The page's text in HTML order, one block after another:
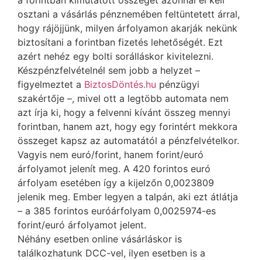
osztani a vásárlás pénznemében feltüntetett árral,
hogy rájöjjünk, milyen árfolyamon akarják nekünk
biztosítani a forintban fizetés lehetőségét. Ezt
azért nehéz egy bolti sorálláskor kivitelezni.
Készpénzfelvételnél sem jobb a helyzet –
figyelmeztet a BiztosDöntés.hu pénzügyi
szakértője –, mivel ott a legtöbb automata nem
azt írja ki, hogy a felvenni kívánt összeg mennyi
forintban, hanem azt, hogy egy forintért mekkora
összeget kapsz az automatától a pénzfelvételkor.
Vagyis nem euró/forint, hanem forint/euró
árfolyamot jelenít meg. A 420 forintos euró
árfolyam esetében így a kijelzőn 0,0023809
jelenik meg. Ember legyen a talpán, aki ezt átlátja
– a 385 forintos euróárfolyam 0,0025974-es
forint/euró árfolyamot jelent.
Néhány esetben online vásárláskor is
találkozhatunk DCC-vel, ilyen esetben is a